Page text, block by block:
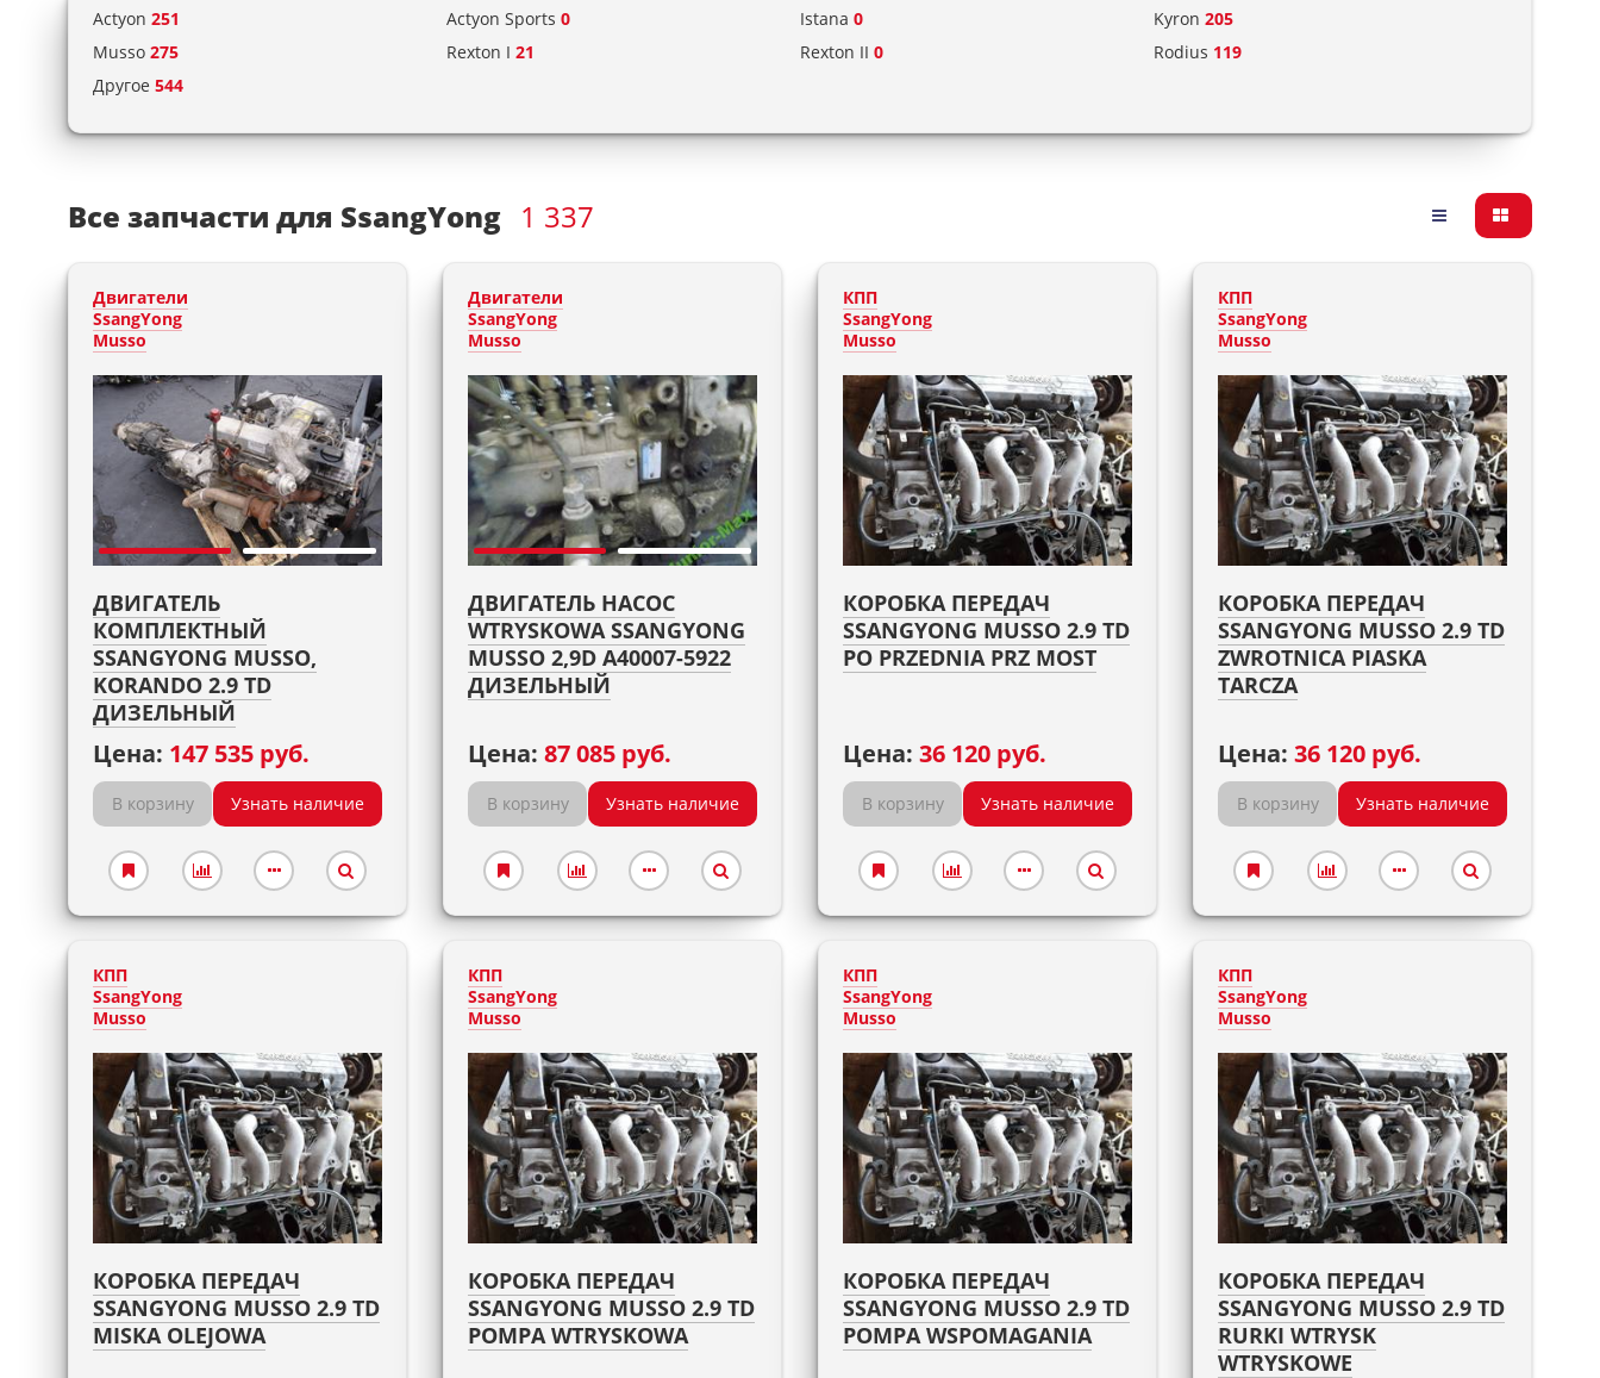
Actyon 251 Actyon Sports 0 Istana 0 Kyron 205
Musso 275 Rexton I 21 Rexton II 0 Rodius 119
Другое 544
Все запчасти для SsangYong 1 337
Двигатели
SsangYong
Musso
ДВИГАТЕЛЬ
КОМПЛЕКТНЫЙ
SSANGYONG MUSSO,
KORANDO 2.9 TD
ДИЗЕЛЬНЫЙ
Цена: 147 535 руб.
В корзину Узнать наличие
Двигатели
SsangYong
Musso
ДВИГАТЕЛЬ НАСОС
WTRYSKOWA SSANGYONG
MUSSO 2,9D A40007-5922
ДИЗЕЛЬНЫЙ
Цена: 87 085 руб.
В корзину Узнать наличие
КПП
SsangYong
Musso
КОРОБКА ПЕРЕДАЧ
SSANGYONG MUSSO 2.9 TD
PO PRZEDNIA PRZ MOST
Цена: 36 120 руб.
В корзину Узнать наличие
КПП
SsangYong
Musso
КОРОБКА ПЕРЕДАЧ
SSANGYONG MUSSO 2.9 TD
ZWROTNICA PIASKA
TARCZA
Цена: 36 120 руб.
В корзину Узнать наличие
КПП
SsangYong
Musso
КОРОБКА ПЕРЕДАЧ
SSANGYONG MUSSO 2.9 TD
MISKA OLEJOWA
КПП
SsangYong
Musso
КОРОБКА ПЕРЕДАЧ
SSANGYONG MUSSO 2.9 TD
POMPA WTRYSKOWA
КПП
SsangYong
Musso
КОРОБКА ПЕРЕДАЧ
SSANGYONG MUSSO 2.9 TD
POMPA WSPOMAGANIA
КПП
SsangYong
Musso
КОРОБКА ПЕРЕДАЧ
SSANGYONG MUSSO 2.9 TD
RURKI WTRYSK
WTRYSKOWE